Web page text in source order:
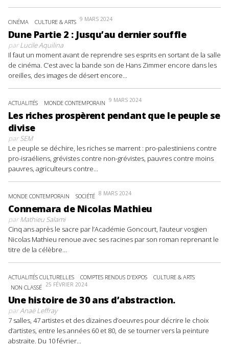
CINÉMA CULTURE & ARTS 9 MARS 2024
Dune Partie 2 : Jusqu’au dernier souffle
parLucile Aquilina
Il faut un moment avant de reprendre ses esprits en sortant de la salle
de cinéma. C’est avec la bande son de Hans Zimmer encore dans les
oreilles, des images de désert encore...
ACTUALITÉS MONDE CONTEMPORAIN 9 MARS 2024
Les riches prospèrent pendant que le peuple se
divise
parSEM
Le peuple se déchire, les riches se marrent : pro-palestiniens contre
pro-israéliens, grévistes contre non-grévistes, pauvres contre moins
pauvres, agriculteurs contre...
MONDE CONTEMPORAIN SOCIÉTÉ 8 MARS 2024
Connemara de Nicolas Mathieu
parMathieu Salami
Cinq ans après le sacre par l’Académie Goncourt, l’auteur vosgien
Nicolas Mathieu renoue avec ses racines par son roman reprenant le
titre de la célèbre...
ACTUALITÉS CULTURELLES COMPTES RENDUS D'EXPOS
CULTURE & ARTS
NON CLASSÉ 25 FÉVRIER 2024
Une histoire de 30 ans d’abstraction.
parAnaë Leffray
7 salles, 47 artistes et des dizaines d’oeuvres pour décrire le choix
d’artistes, entre les années 60 et 80, de se tourner vers la peinture
abstraite. Du 10 février...